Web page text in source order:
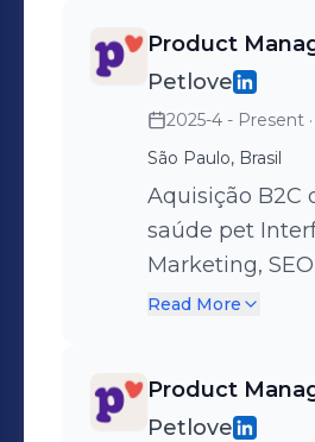
Product
Petlove
2025-4 - Present
São Paulo, Brasil
Aquisição B2C
saúde pet Interface com
Marketing,
Sales, CRM, Bot
Read More
Product
Petlove